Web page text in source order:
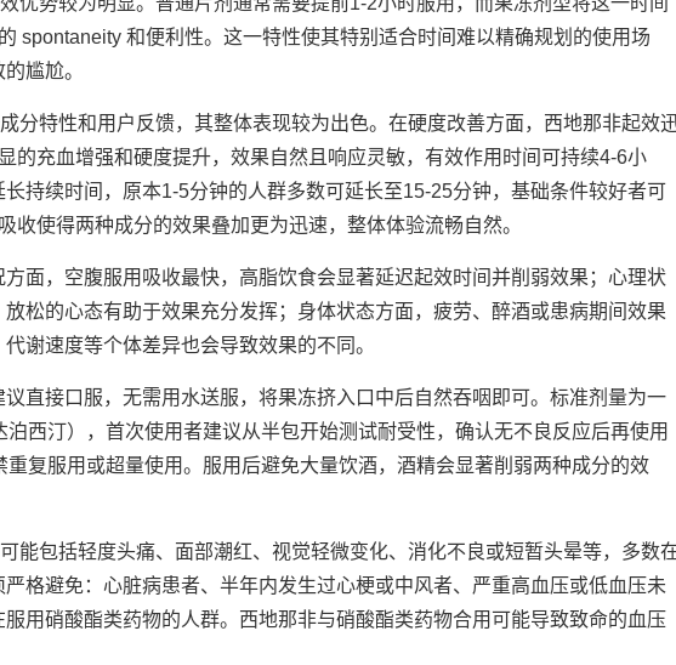
spontaneity 和便利性。这一特性使其特别适合时间难以精确规划的使用场
尴尬。
分特性和用户反馈，其整体表现较为出色。在硬度改善方面，西地那非起效
的充血增强和硬度提升，效果自然且响应灵敏，有效作用时间可持续4-6小
持续时间，原本1-5分钟的人群多数可延长至15-25分钟，基础条件较好者可
收使得两种成分的效果叠加更为迅速，整体体验流畅自然。
面，空腹服用吸收最快，高脂饮食会显著延迟起效时间并削弱效果；心理状
松的心态有助于效果充分发挥；身体状态方面，疲劳、醉酒或患病期间效果
谢速度等个体差异也会导致效果的不同。
直接口服，无需用水送服，将果冻挤入口中后自然吞咽即可。标准剂量为一
西汀），首次使用者建议从半包开始测试耐受性，确认无不良反应后再使用
复服用或超量使用。服用后避免大量饮酒，酒精会显著削弱两种成分的效
能包括轻度头痛、面部潮红、视觉轻微变化、消化不良或短暂头晕等，多数
格避免：心脏病患者、半年内发生过心梗或中风者、严重高血压或低血压未
用硝酸酯类药物的人群。西地那非与硝酸酯类药物合用可能导致致命的血压